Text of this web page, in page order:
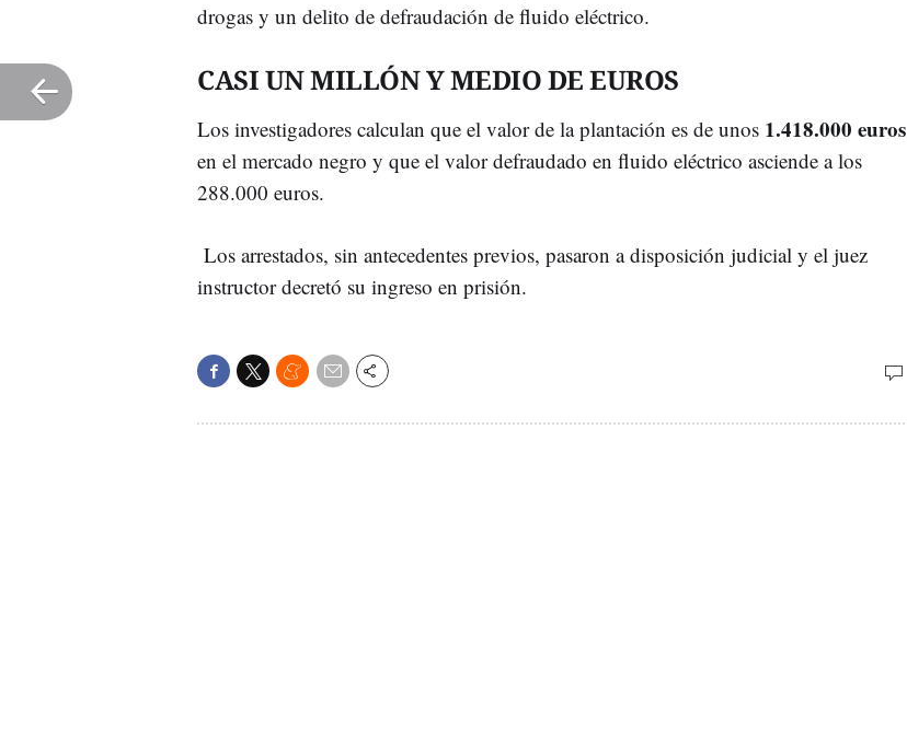
drogas y un delito de defraudación de fluido eléctrico.
CASI UN MILLÓN Y MEDIO DE EUROS
Los investigadores calculan que el valor de la plantación es de unos 1.418.000 euros
en el mercado negro y que el valor defraudado en fluido eléctrico asciende a los
288.000 euros.
Los arrestados, sin antecedentes previos, pasaron a disposición judicial y el juez
instructor decretó su ingreso en prisión.